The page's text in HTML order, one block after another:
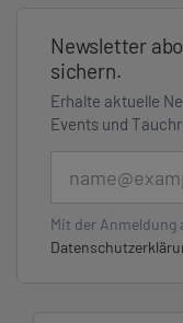
Newsletter
sichern.
Erhalte aktuelle
Events und
Mit der Anmeldung